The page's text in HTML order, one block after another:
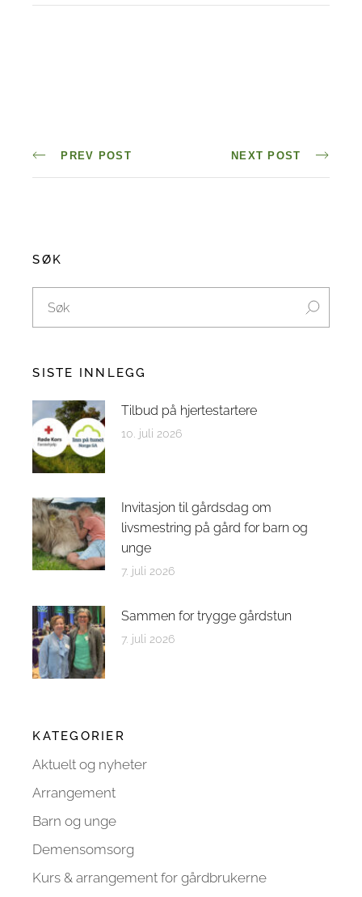
PREV POST NEXT POST
SØK
SISTE INNLEGG
Tilbud på hjertestartere
10. juli 2026
Invitasjon til gårdsdag om
livsmestring på gård for barn og
unge
7. juli 2026
Sammen for trygge gårdstun
7. juli 2026
KATEGORIER
Aktuelt og nyheter
Arrangement
Barn og unge
Demensomsorg
Kurs & arrangement for gårdbrukerne